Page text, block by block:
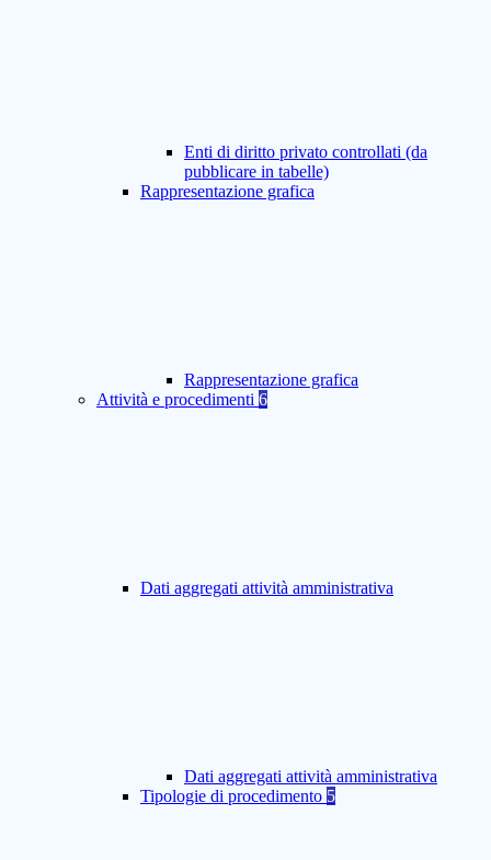
Enti di diritto privato controllati (da
pubblicare in tabelle)
Rappresentazione grafica
Rappresentazione grafica
Attività e procedimenti 6
Dati aggregati attività amministrativa
Dati aggregati attività amministrativa
Tipologie di procedimento 5